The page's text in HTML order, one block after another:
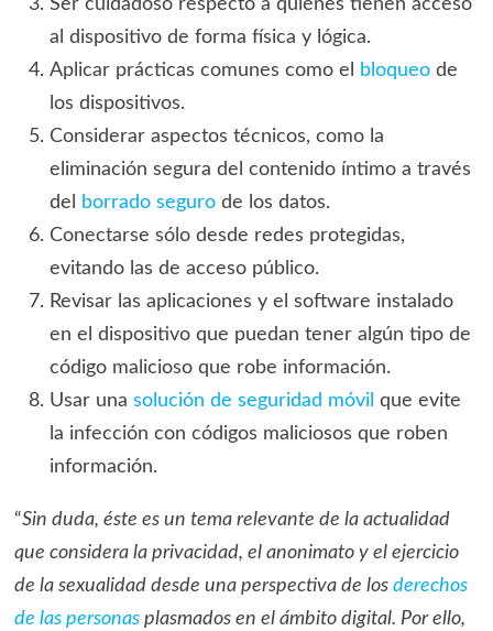
Ser cuidadoso respecto a quiénes tienen acceso
al dispositivo de forma física y lógica.
Aplicar prácticas comunes como el
bloqueode
los dispositivos.
Considerar aspectos técnicos, como la
eliminación segura del contenido íntimo a través
del
borrado segurode los datos.
Conectarse sólo desde redes protegidas,
evitando las de acceso público.
Revisar las aplicaciones y el software instalado
en el dispositivo que puedan tener algún tipo de
código malicioso que robe información.
Usar una solución de seguridad móvil que evite
la infección con códigos maliciosos que roben
información.
“Sin duda, éste es un tema relevante de la actualidad
que considera la privacidad, el anonimato y el ejercicio
de la sexualidad desde una perspectiva de los derechos
de las personasplasmados en el ámbito digital. Por ello,